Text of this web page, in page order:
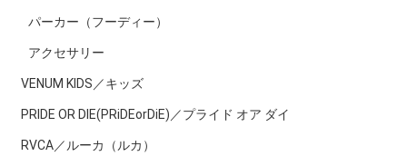
パーカー（フーディー）
アクセサリー
VENUM KIDS／キッズ
PRIDE OR DIE(PRiDEorDiE)／プライド オア ダイ
RVCA／ルーカ（ルカ）